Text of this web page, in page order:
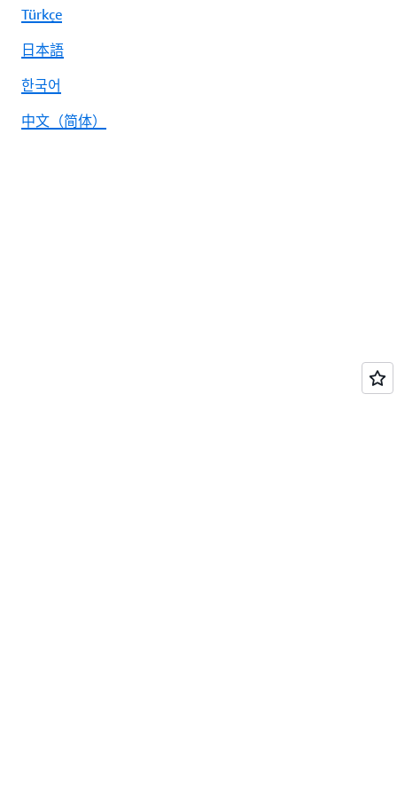
Türkçe
日本語
한국어
中文（简体）